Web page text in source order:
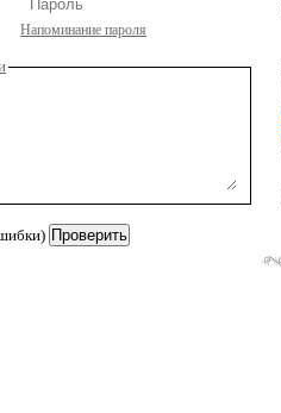
Напоминание пароля